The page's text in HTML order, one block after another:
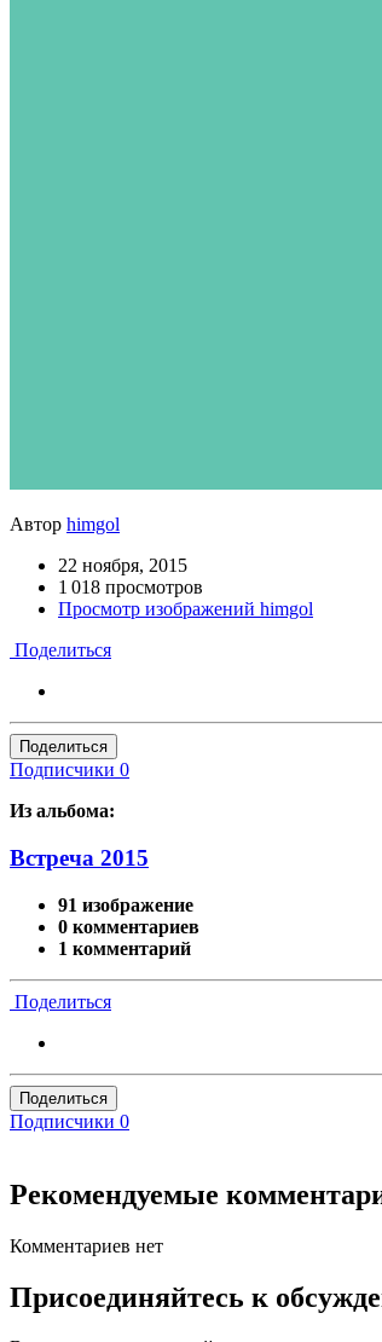
Автор himgol
22 ноября, 2015
1 018 просмотров
Просмотр изображений himgol
Поделиться
Поделиться
Подписчики 0
Из альбома:
Встреча 2015
91 изображение
0 комментариев
1 комментарий
Поделиться
Поделиться
Подписчики 0
Рекомендуемые
Комментариев нет
Присоединяйтесь к